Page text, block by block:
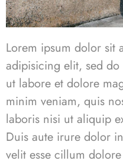
Lorem ipsum dolor sit
adipisicing elit, sed
ut labore et dolore
minim veniam, quis
laboris nisi ut aliquip
Duis aute irure dolor
velit esse cillum